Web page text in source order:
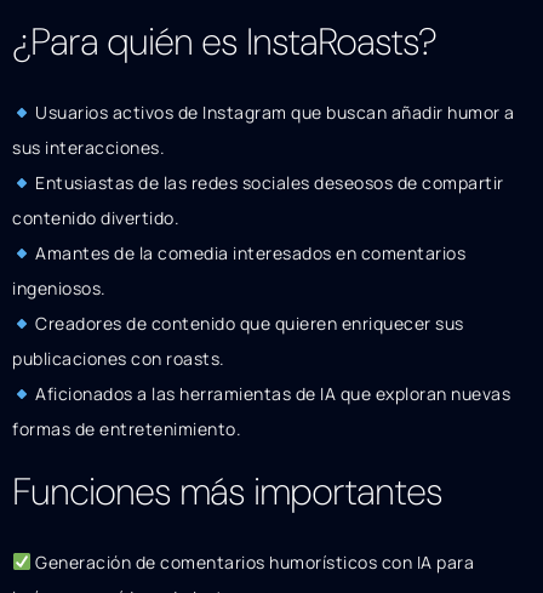
¿Para quién es InstaRoasts?
Usuarios activos de Instagram que buscan añadir humor a
sus interacciones.
Entusiastas de las redes sociales deseosos de compartir
contenido divertido.
Amantes de la comedia interesados en comentarios
ingeniosos.
Creadores de contenido que quieren enriquecer sus
publicaciones con roasts.
Aficionados a las herramientas de IA que exploran nuevas
formas de entretenimiento.
Funciones más importantes
Generación de comentarios humorísticos con IA para